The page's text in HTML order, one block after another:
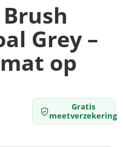
Grey –
op
Gratis
meetverzekering